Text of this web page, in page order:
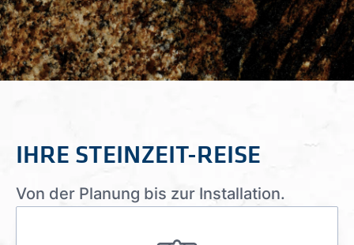
IHRE STEINZEIT-REISE
Von der Planung bis zur Installation.